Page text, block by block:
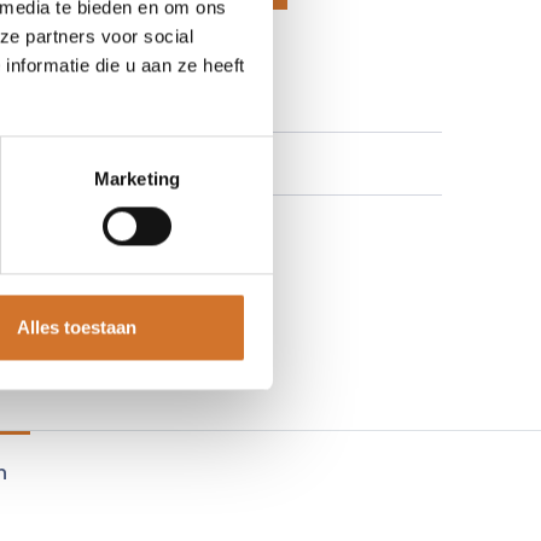
te bieden en om ons
partners voor social
die u aan ze heeft
Marketing
Alles toestaan
aan verlanglijst